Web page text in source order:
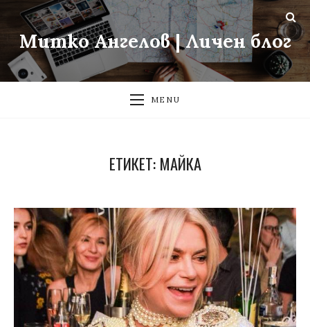
Митко Ангелов | Личен блог
MENU
ЕТИКЕТ: МАЙКА